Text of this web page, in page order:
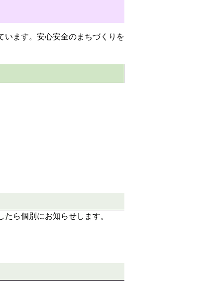
います。安心安全のまちづくりを
ら個別にお知らせします。